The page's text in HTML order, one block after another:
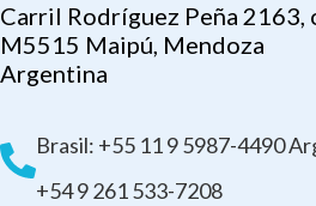
Carril Rodríguez Peña 2163,
M5515 Maipú, Mendoza
Argentina
Brasil: +55 11 9 5987-4490
+54 9 261 533-7208